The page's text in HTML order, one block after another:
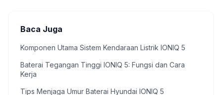
Baca Juga
Komponen Utama Sistem Kendaraan Listrik IONIQ 5
Baterai Tegangan Tinggi IONIQ 5: Fungsi dan Cara
Kerja
Tips Menjaga Umur Baterai Hyundai IONIQ 5